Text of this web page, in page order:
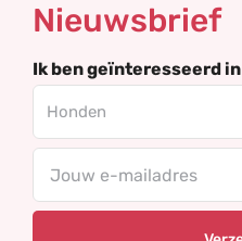
Nieuwsbrief
Ik ben geïnteresseerd in